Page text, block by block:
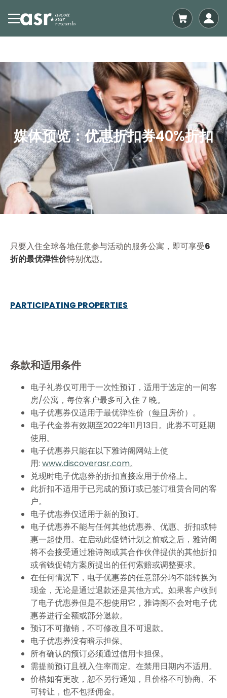
媒体预览：优惠折扣券40%折扣
只要入住全球各地任意参与活动的服务公寓，即可享受6
折的最优弹性价特别优惠。
PARTICIPATING PROPERTIES
条款和适用条件
电子礼券仅可用于一次性预订，适用于选定的一间客
房/公寓，每位客户最多可入住 7 晚。
电子优惠券仅适用于最优弹性价（每日房价）。
电子代金券有效期至2022年11月13日。此券不可延期
使用。
电子优惠券只能在以下雅诗阁网站上使
用: www.discoverasr.com。
兑现时电子优惠券的折扣直接应用于价格上。
此折扣不适用于已完成的预订或已签订租赁合同的客
户。
电子优惠券仅适用于新的预订。
电子优惠券不能与任何其他优惠券、优惠、折扣或特
惠一起使用。在启动此促销计划之前或之后，雅诗阁
将不会接受通过雅诗阁或其合作伙伴提供的其他折扣
或省钱促销方案所提出的任何索赔或调整要求。
在任何情况下，电子优惠券的任意部分均不能转换为
现金，无论是通过退款还是其他方式。如果客户收到
了电子优惠券但是不想使用它，雅诗阁不会对电子优
惠券进行全额或部分退款。
预订不可撤销，不可修改且不可退款。
电子优惠券没有暗示担保。
所有确认的预订必须通过信用卡担保。
需提前预订且视入住率而定。在禁用日期内不适用。
价格如有更改，恕不另行通知，且价格不可协商、不
可转让，也不包括佣金。